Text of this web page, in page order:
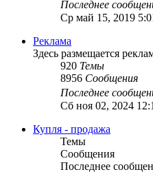
Последнее
Ср май 15, 2019
Реклама
Здесь размещается
920 Темы
8956 Сообщения
Последнее
Сб ноя 02, 2024
Купля - продажа
Темы
Сообщения
Последнее